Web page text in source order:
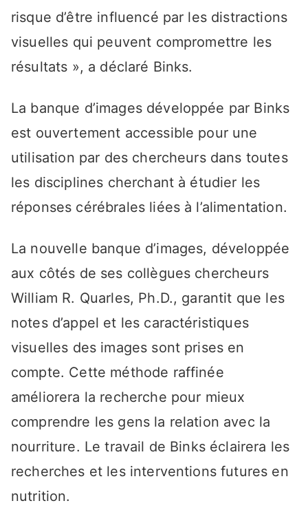
risque d’être influencé par les distractions
visuelles qui peuvent compromettre les
résultats », a déclaré Binks.
La banque d’images développée par Binks
est ouvertement accessible pour une
utilisation par des chercheurs dans toutes
les disciplines cherchant à étudier les
réponses cérébrales liées à l’alimentation.
La nouvelle banque d’images, développée
aux côtés de ses collègues chercheurs
William R. Quarles, Ph.D., garantit que les
notes d’appel et les caractéristiques
visuelles des images sont prises en
compte. Cette méthode raffinée
améliorera la recherche pour mieux
comprendre les gens la relation avec la
nourriture. Le travail de Binks éclairera les
recherches et les interventions futures en
nutrition.